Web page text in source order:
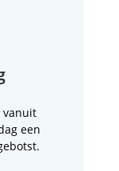
vanuit
een